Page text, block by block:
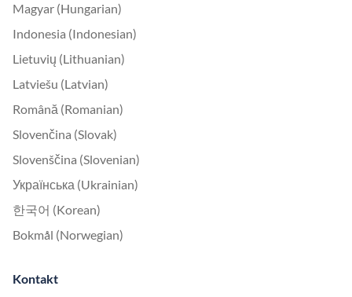
Magyar (Hungarian)
Indonesia (Indonesian)
Lietuvių (Lithuanian)
Latviešu (Latvian)
Română (Romanian)
Slovenčina (Slovak)
Slovenščina (Slovenian)
Українська (Ukrainian)
한국어 (Korean)
Bokmål (Norwegian)
Kontakt